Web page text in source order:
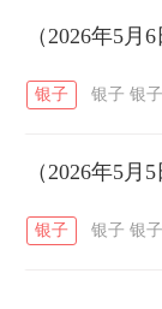
（2026年5
银子 银子 银
（2026年5
银子 银子 银